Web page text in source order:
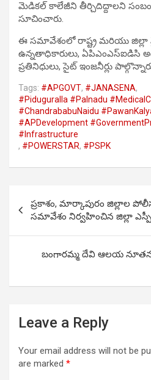
మెడికల్ కాలేజీని తీర్చిదిద్దాలని
సూచించారు.
ఈ సమావేశంలో రాష్ట్ర మరియు జిల్లా
ఉన్నతాధికారులు, ఏపిఎంఎస్ఐడిసి
ప్రతినిధులు, సైట్ ఇంజనీర్లు
Tags: #APGOVT, #JANASENA,
#Piduguralla #Palnadu
#ChandrababuNaidu
#APDevelopment
#Infrastructure
, #POWERSTAR, #PSPK
navigation
ప్రకాశం, మార్కాపురం జిల్లాల
సమావేశం నిర్వహించిన జిల్లా ఎస్పీ
బంగారమ్మ దేవి ఆలయ నూతన
Leave a Reply
Your email address will not be
are marked *